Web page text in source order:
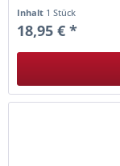
Inhalt 1 Stück
18,95 € *